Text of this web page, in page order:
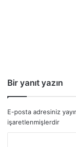
Bir yanıt yazın
E-posta adresiniz
işaretlenmişlerdir